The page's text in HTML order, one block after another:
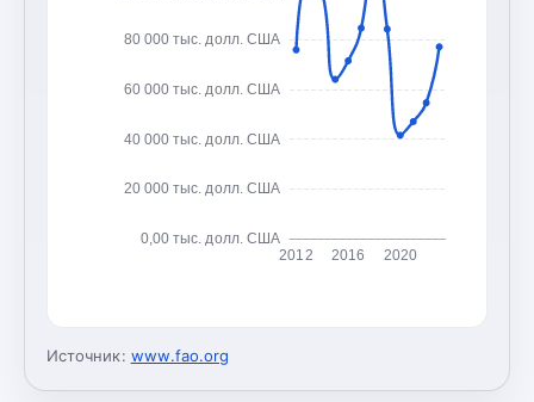
0,00 тыс. долл. США
20 000 тыс. долл. США
40 000 тыс. долл. США
60 000 тыс. долл. США
80 000 тыс. долл. США
2012 2016 2020
Источник: www.fao.org